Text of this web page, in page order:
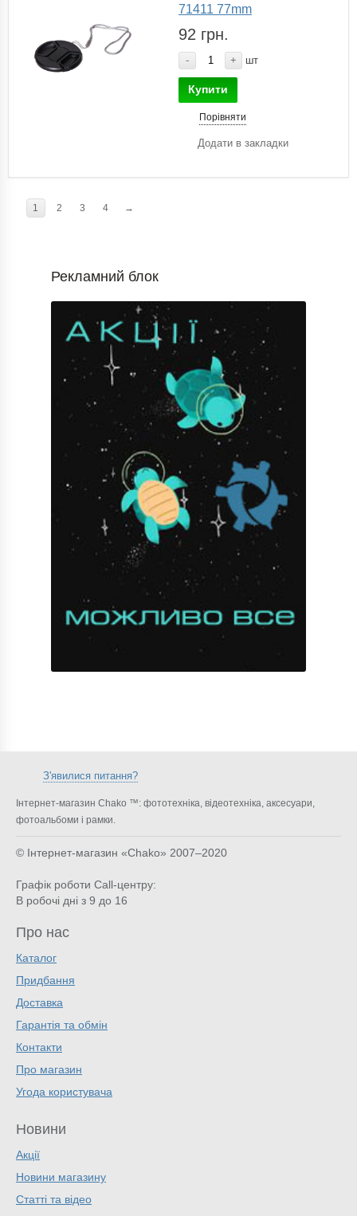
71411 77mm
92 грн.
- + шт
Купити
Порівняти
Додати в закладки
1 2 3 4 →
Рекламний блок
З'явилися питання?
Інтернет-магазин Chako ™: фототехніка, відеотехніка, аксесуари,
фотоальбоми і рамки.
© Інтернет-магазин «Chako» 2007–2020
Графік роботи Call-центру:
В робочі дні з 9 до 16
Про нас
Каталог
Придбання
Доставка
Гарантія та обмін
Контакти
Про магазин
Угода користувача
Новини
Акції
Новини магазину
Статті та відео